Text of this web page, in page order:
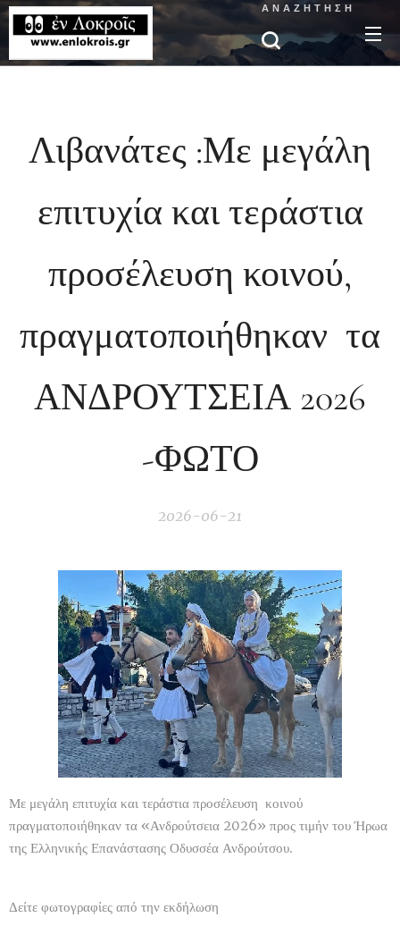
ΑΝΑΖΉΤΗΣΗ
Λιβανάτες :Με μεγάλη
επιτυχία και τεράστια
προσέλευση κοινού,
πραγματοποιήθηκαν τα
ΑΝΔΡΟΥΤΣΕΙΑ 2026
-ΦΩΤΟ
2026-06-21
Με μεγάλη επιτυχία και τεράστια προσέλευση κοινού
πραγματοποιήθηκαν τα «Ανδρούτσεια 2026» προς τιμήν του Ήρωα
της Ελληνικής Επανάστασης Οδυσσέα Ανδρούτσου.
Δείτε φωτογραφίες από την εκδήλωση